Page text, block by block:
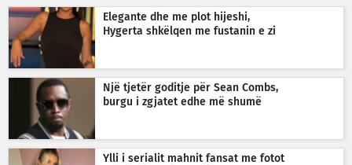
Elegante dhe me plot hijeshi,
Hygerta shkëlqen me fustanin e zi
Një tjetër goditje për Sean Combs,
burgu i zgjatet edhe më shumë
Ylli i serialit mahnit fansat me fotot